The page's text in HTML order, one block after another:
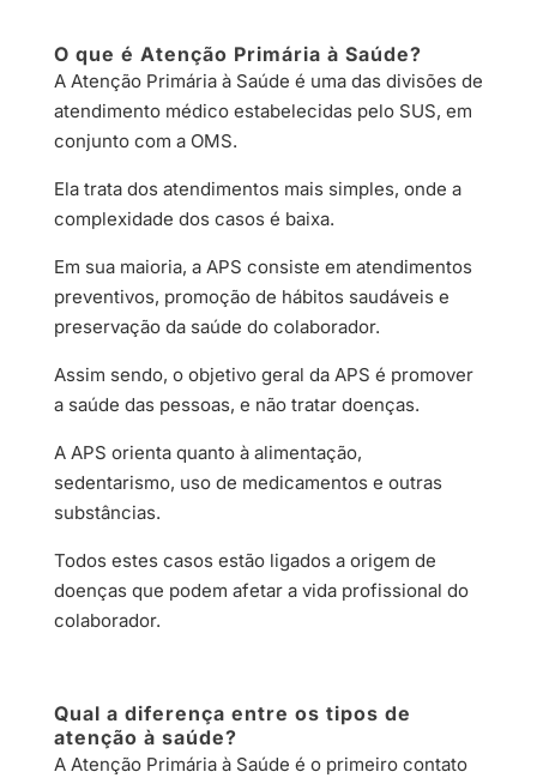
O que é Atenção Primária à Saúde?
A Atenção Primária à Saúde é uma das divisões de
atendimento médico estabelecidas pelo SUS, em
conjunto com a OMS.
Ela trata dos atendimentos mais simples, onde a
complexidade dos casos é baixa.
Em sua maioria, a APS consiste em atendimentos
preventivos, promoção de hábitos saudáveis e
preservação da saúde do colaborador.
Assim sendo, o objetivo geral da APS é promover
a saúde das pessoas, e não tratar doenças.
A APS orienta quanto à alimentação,
sedentarismo, uso de medicamentos e outras
substâncias.
Todos estes casos estão ligados a origem de
doenças que podem afetar a vida profissional do
colaborador.
Qual a diferença entre os tipos de
atenção à saúde?
A Atenção Primária à Saúde é o primeiro contato